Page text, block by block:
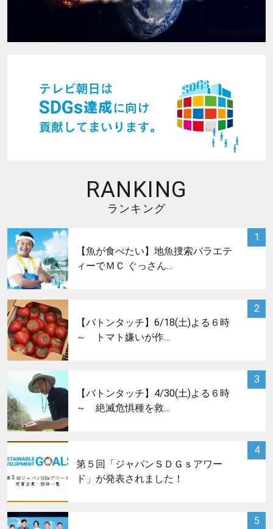
RANKING
ランキング
1
サムネイル
【魚が食べたい】地魚捜索バラエテ
ィーでＭＣ ぐっさん…
2
【バトンタッチ】6/18(土)よる６時
～ トマト嫌いが作…
3
【バトンタッチ】4/30(土)よる６時
～ 絶滅危惧種を救…
4
サムネイル
第５回「ジャパンＳＤＧｓアワー
ド」が発表されました！
5
サムネイル